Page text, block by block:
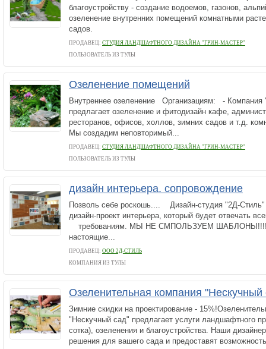
благоустройству - создание водоемов, газонов,
озеленение внутренних помещений комнатными
садов.
ПРОДАВЕЦ: СТУДИЯ ЛАНДШАФТНОГО ДИЗАЙНА "ГРИН-МАСТЕР"
ПОЛЬЗОВАТЕЛЬ ИЗ ТУЛЫ
Озеленение помещений
Внутреннее озеленение Организациям: - Компания
предлагает озеленение и фитодизайн кафе,
ресторанов, офисов, холлов, зимних садов и т.д.
Мы создадим неповторимый...
ПРОДАВЕЦ: СТУДИЯ ЛАНДШАФТНОГО ДИЗАЙНА "ГРИН-МАСТЕР"
ПОЛЬЗОВАТЕЛЬ ИЗ ТУЛЫ
дизайн интерьера. сопровождение
Позволь себе роскошь.... Дизайн-студия "2Д-Стиль"
дизайн-проект интерьера, который будет отвечать
требованиям. МЫ НЕ СМПОЛЬЗУЕМ ШАБЛОНЫ!!!!
настоящие...
ПРОДАВЕЦ: ООО 2Д-СТИЛЬ
КОМПАНИЯ ИЗ ТУЛЫ
Озеленительная компания "Нескучный
Зимние скидки на проектирование -
"Нескучный сад" предлагает услуги ландшафтного
сотка), озеленения и благоустройства. Наши
решения для вашего сада и предоставят